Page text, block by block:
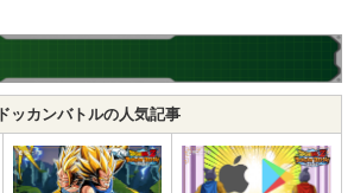
純粋サイヤ人
超サイヤ人を超えた力
制御不能の力
【発動リンク効果】 ※発動条件あり
・ATK+35%
【一致するリンクスキル(
)】
ドッカンバトルの人気記事